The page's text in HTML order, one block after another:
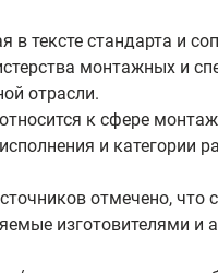
в тексте стандарта и
монтажных и
отрасли.
к сфере
и категории
отмечено, что
изготовителями и